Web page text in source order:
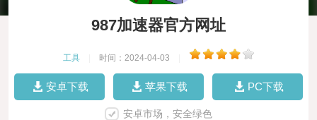
987加速器官方网址
工具 时间：2024-04-03
安卓下载 苹果下载 PC下载
安卓市场，安全绿色